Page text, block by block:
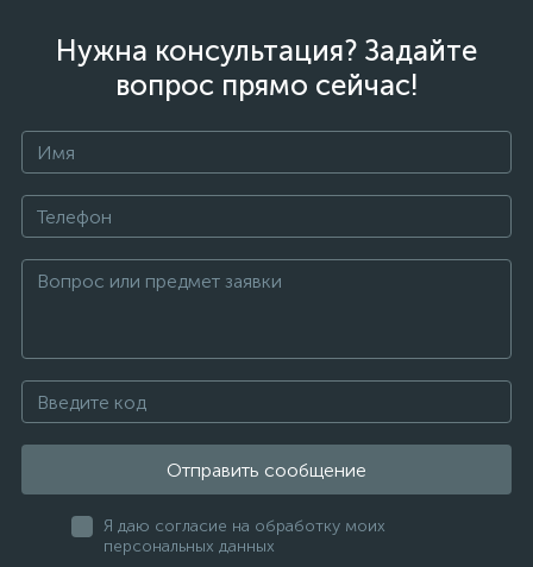
Нужна консультация? Задайте
вопрос прямо сейчас!
Отправить сообщение
Я даю согласие на обработку моих
персональных данных